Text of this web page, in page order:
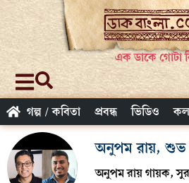
এক ডাকে গোটা
গল্প / কবিতা প্রবন্ধ ভিডিও
অনুপম রায়, শুভ
অনুপম রায় গায়ক,